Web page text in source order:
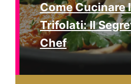
Come Cucinare
Trifolati: Il
Chef